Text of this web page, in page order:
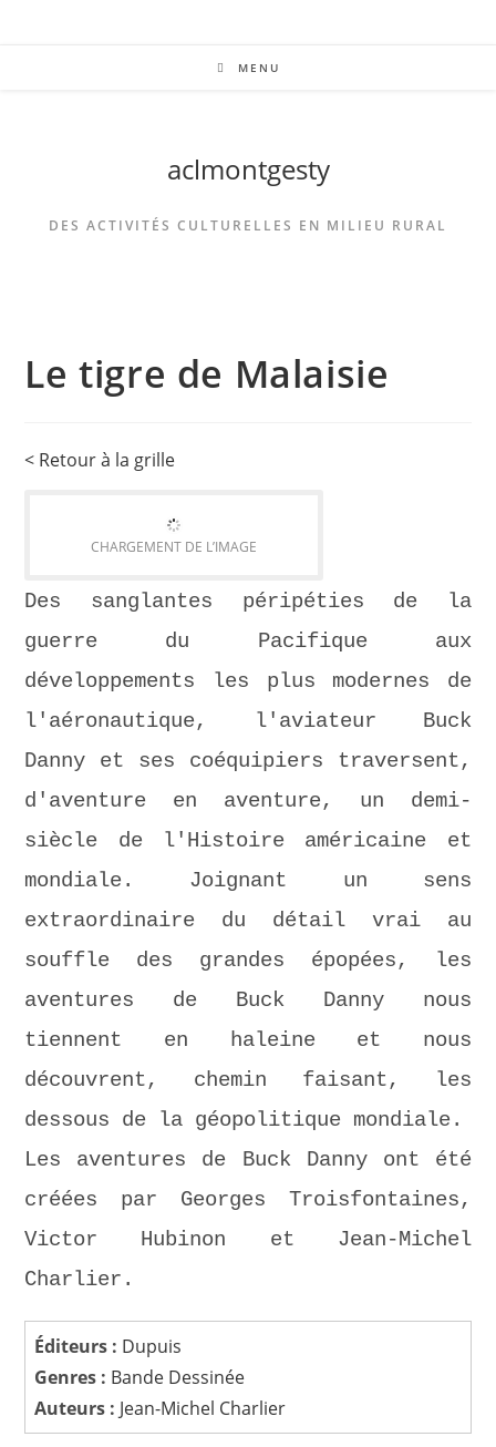
MENU
aclmontgesty
DES ACTIVITÉS CULTURELLES EN MILIEU RURAL
Le tigre de Malaisie
< Retour à la grille
CHARGEMENT DE L’IMAGE
Des sanglantes péripéties de la
guerre du Pacifique aux
développements les plus modernes de
l'aéronautique, l'aviateur Buck
Danny et ses coéquipiers traversent,
d'aventure en aventure, un demi-
siècle de l'Histoire américaine et
mondiale. Joignant un sens
extraordinaire du détail vrai au
souffle des grandes épopées, les
aventures de Buck Danny nous
tiennent en haleine et nous
découvrent, chemin faisant, les
dessous de la géopolitique mondiale.
Les aventures de Buck Danny ont été
créées par Georges Troisfontaines,
Victor Hubinon et Jean-Michel
Charlier.
Éditeurs : Dupuis
Genres : Bande Dessinée
Auteurs : Jean-Michel Charlier